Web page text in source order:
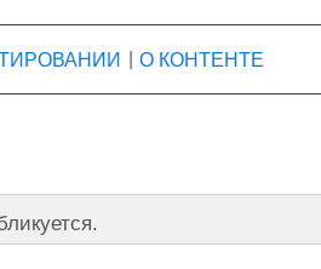
О КОНТЕНТЕ